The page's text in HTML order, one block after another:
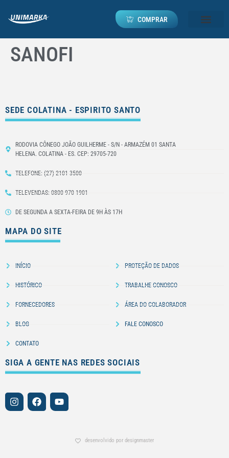
COMPRAR
SANOFI
SEDE COLATINA - ESPIRITO SANTO
RODOVIA CÔNEGO JOÃO GUILHERME - S/N - ARMAZÉM 01 SANTA
HELENA. COLATINA - ES. CEP: 29705-720
TELEFONE: (27) 2101-3500
TELEVENDAS: 0800 970 1901
DE SEGUNDA A SEXTA-FEIRA DE 9H ÀS 17H
MAPA DO SITE
INÍCIO
HISTÓRICO
FORNECEDORES
BLOG
CONTATO
PROTEÇÃO DE DADOS
TRABALHE CONOSCO
ÁREA DO COLABORADOR
FALE CONOSCO
SIGA A GENTE NAS REDES SOCIAIS
desenvolvido por designmaster